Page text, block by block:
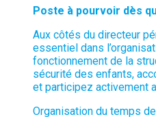
Poste à pourvoir dès
Aux côtés du directeur
essentiel dans
fonctionnement de la
sécurité des enfants,
et participez activement
Organisation du temps